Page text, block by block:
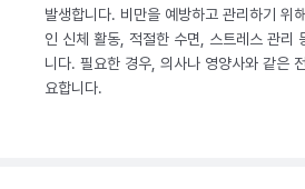
발생합니다. 비만을 예방하고 관리하기 위
인 신체 활동, 적절한 수면, 스트레스 관리
니다. 필요한 경우, 의사나 영양사와 같은
요합니다.